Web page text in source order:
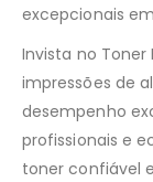
excepcionais
Invista no Toner
impressões de
desempenho
profissionais e
toner confiável